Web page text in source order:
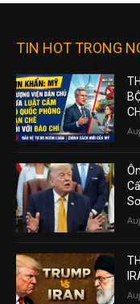
TIN HOT TRONG
CHÍ